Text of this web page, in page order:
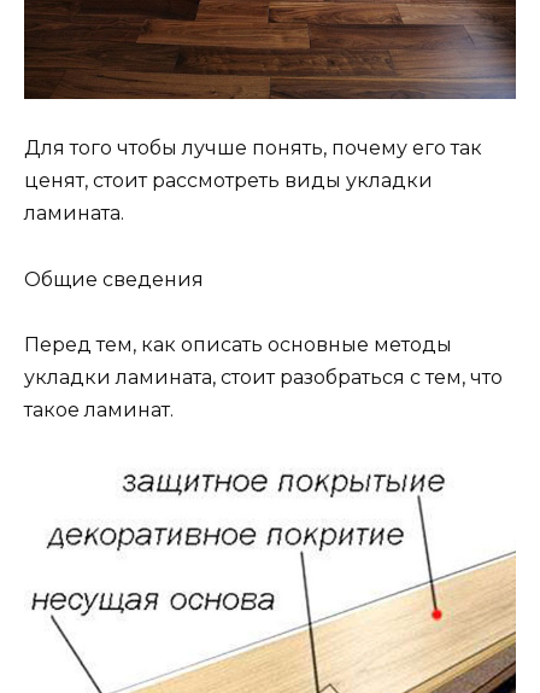
Для того чтобы лучше понять, почему его так
ценят, стоит рассмотреть виды укладки
ламината.
Общие сведения
Перед тем, как описать основные методы
укладки ламината, стоит разобраться с тем, что
такое ламинат.